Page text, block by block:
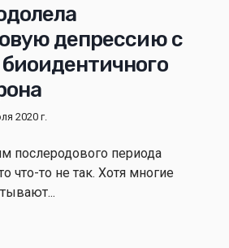
депрессию с
2020 г.
послеродового периода
что-то не так. Хотя многие